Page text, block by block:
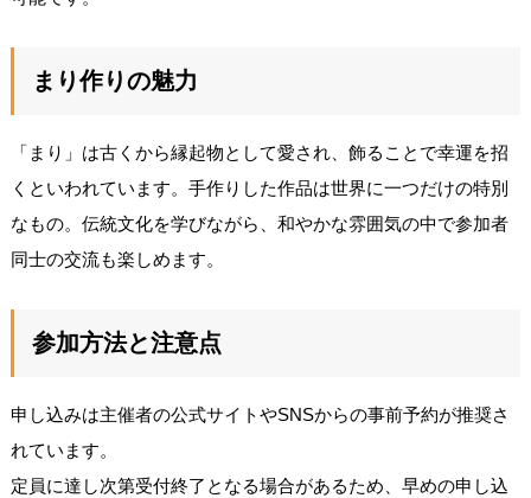
まり作りの魅力
「まり」は古くから縁起物として愛され、飾ることで幸運を招
くといわれています。手作りした作品は世界に一つだけの特別
なもの。伝統文化を学びながら、和やかな雰囲気の中で参加者
同士の交流も楽しめます。
参加方法と注意点
申し込みは主催者の公式サイトやSNSからの事前予約が推奨さ
れています。
定員に達し次第受付終了となる場合があるため、早めの申し込